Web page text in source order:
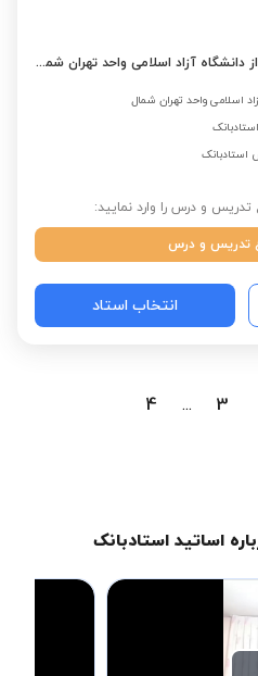
کارشناسی ارشد زمین شناسی از دانشگاه آزاد اسلامی واحد تهران شمال
اسلامی واحد تهران شمال
استادبانک
و درس را وارد نمایید:
تدریس و درس
انتخاب استاد
3
...
4
اساتید استادبانک